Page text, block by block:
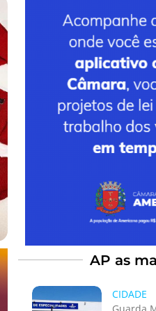
AP as
CIDADE